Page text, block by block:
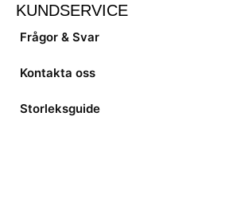
KUNDSERVICE
Frågor & Svar
Kontakta oss
Storleksguide